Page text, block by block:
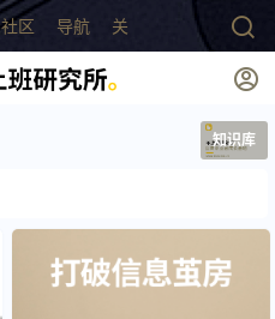
区 导航 关于
知识库